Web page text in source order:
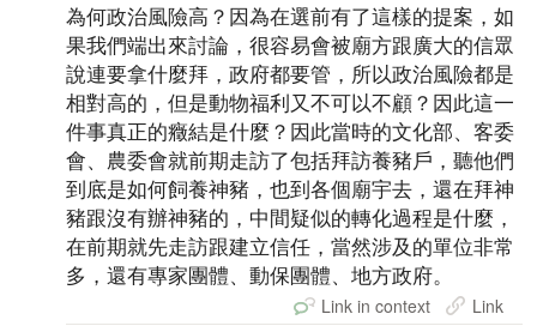
為何政治風險高？因為在選前有了這樣的提案，如
果我們端出來討論，很容易會被廟方跟廣大的信眾
說連要拿什麼拜，政府都要管，所以政治風險都是
相對高的，但是動物福利又不可以不顧？因此這一
件事真正的癥結是什麼？因此當時的文化部、客委
會、農委會就前期走訪了包括拜訪養豬戶，聽他們
到底是如何飼養神豬，也到各個廟宇去，還在拜神
豬跟沒有辦神豬的，中間疑似的轉化過程是什麼，
在前期就先走訪跟建立信任，當然涉及的單位非常
多，還有專家團體、動保團體、地方政府。
Link in context Link